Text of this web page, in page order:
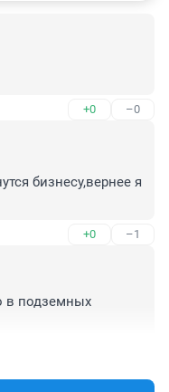
+0 –0
бизнесу,вернее я
+0 –1
в подземных